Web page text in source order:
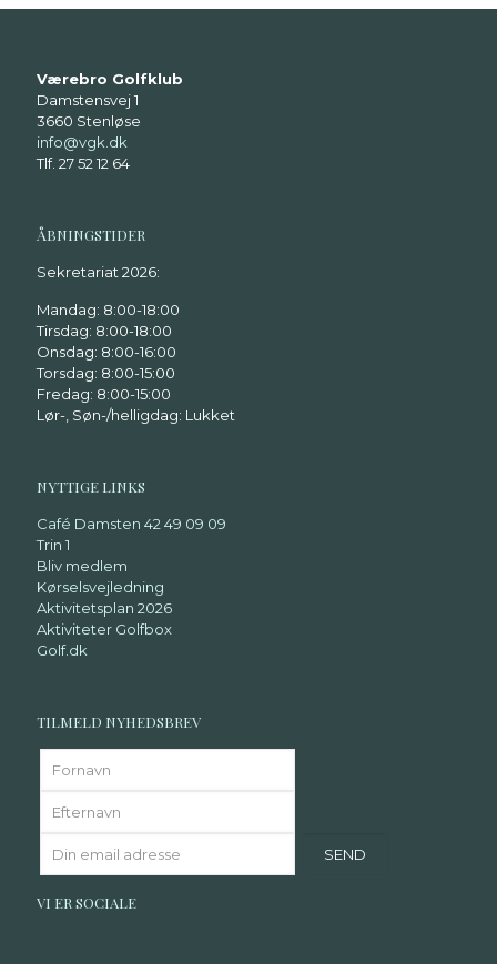
Værebro Golfklub
Damstensvej 1
3660 Stenløse
info@vgk.dk
Tlf. 27 52 12 64
ÅBNINGSTIDER
Sekretariat 2026:
Mandag: 8:00-18:00
Tirsdag: 8:00-18:00
Onsdag: 8:00-16:00
Torsdag: 8:00-15:00
Fredag: 8:00-15:00
Lør-, Søn-/helligdag: Lukket
NYTTIGE LINKS
Café Damsten 42 49 09 09
Trin 1
Bliv medlem
Kørselsvejledning
Aktivitetsplan 2026
Aktiviteter Golfbox
Golf.dk
TILMELD NYHEDSBREV
VI ER SOCIALE